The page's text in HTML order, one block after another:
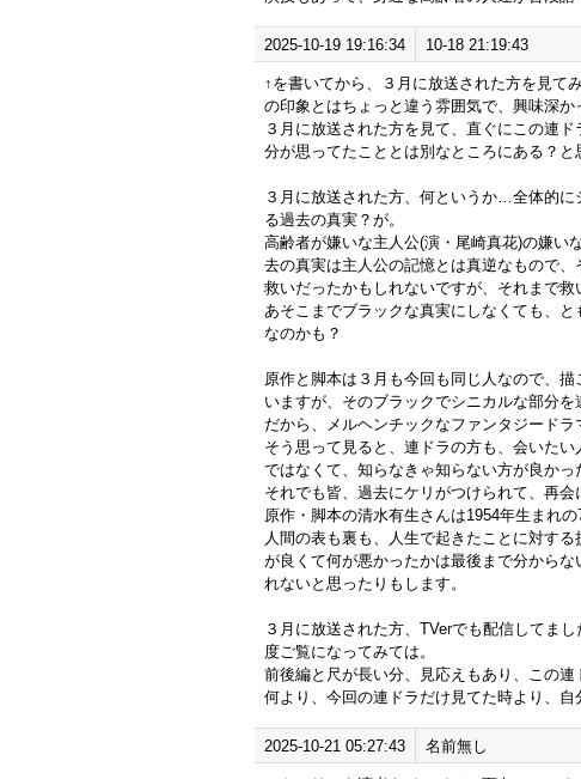
2025-10-19 19:16:34 10-18 21:19:43
↑を書いてから、３月に放送された方を見て
の印象とはちょっと違う雰囲気で、興味深か
３月に放送された方を見て、直ぐにこの連
分が思ってたこととは別なところにある？と
３月に放送された方、何というか…全体的
る過去の真実？が。
高齢者が嫌いな主人公(演・尾崎真花)の嫌い
去の真実は主人公の記憶とは真逆なもので
救いだったかもしれないですが、それまで救
あそこまでブラックな真実にしなくても、
なのかも？
原作と脚本は３月も今回も同じ人なので、
いますが、そのブラックでシニカルな部分を
だから、メルヘンチックなファンタジード
そう思って見ると、連ドラの方も、会いた
ではなくて、知らなきゃ知らない方が良かっ
それでも皆、過去にケリがつけられて、再会
原作・脚本の清水有生さんは1954年生まれの
人間の表も裏も、人生で起きたことに対す
が良くて何が悪かったかは最後まで分から
れないと思ったりもします。
３月に放送された方、TVerでも配信してま
度ご覧になってみては。
前後編と尺が長い分、見応えもあり、この連
何より、今回の連ドラだけ見てた時より、自
2025-10-21 05:27:43 名前無し